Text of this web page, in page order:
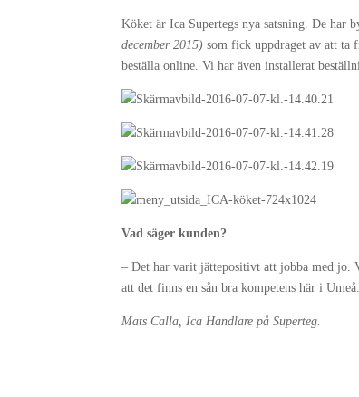
Köket är Ica Supertegs nya satsning. De
december 2015) som fick uppdraget av att ta
beställa online. Vi har även installerat
Vad säger kunden?
– Det har varit jättepositivt att jobba med jo.
att det finns en sån bra kompetens här i
Mats Calla, Ica Handlare på Superteg.